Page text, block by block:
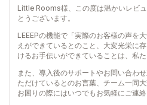
Little Rooms様、この度は温かいレビ
とうございます。
LEEEPの機能で「実際のお客様の声を
えができているとのこと、大変光栄に
けるお手伝いができていることは、私
また、導入後のサポートやお問い合わ
ただけているとのお言葉、チーム一同
お困りの際にはいつでもお気軽にご連